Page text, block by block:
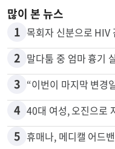
많이 본 뉴스
1 목회자 신분으로 HIV
2
3 “이번이 마지막 변경
4 40대 여성, 오진으로